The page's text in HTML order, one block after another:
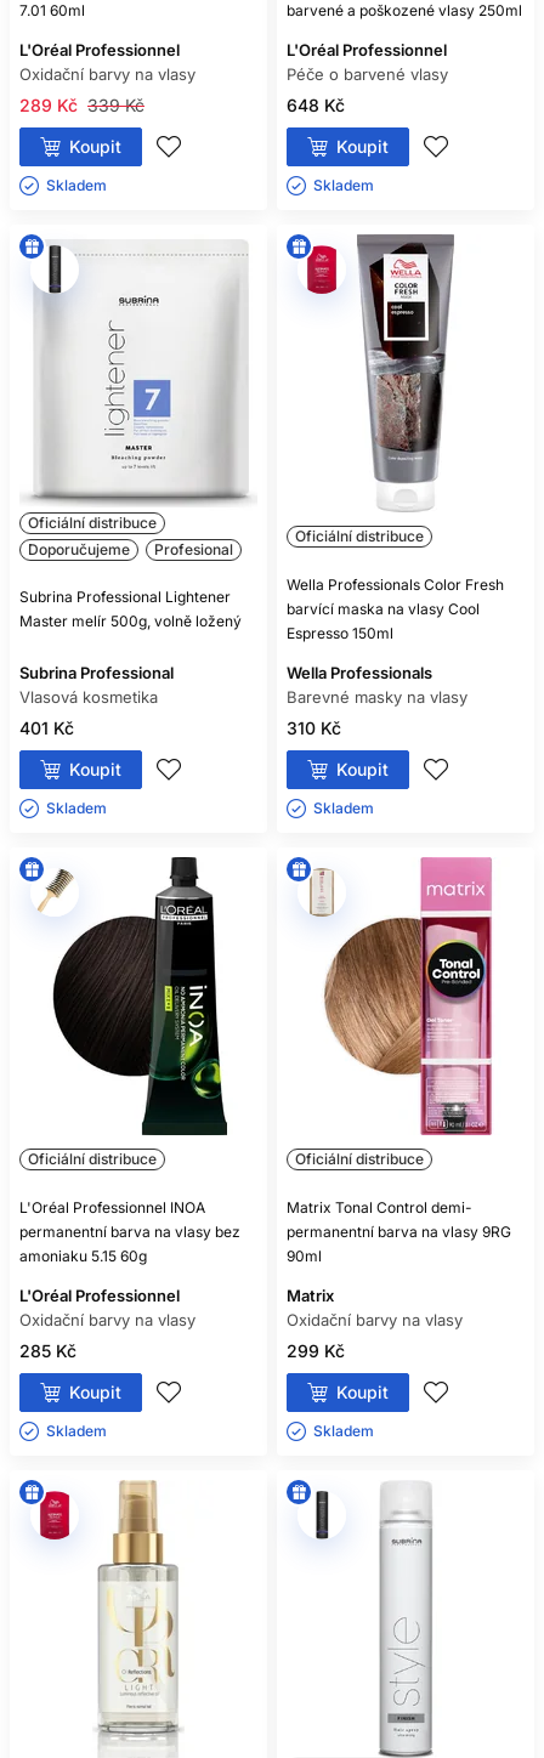
7.01 60ml
L'Oréal Professionnel
Oxidační barvy na vlasy
339 Kč
289 Kč
Koupit
Skladem ㅤ
barvené a poškozené vlasy 250ml
L'Oréal Professionnel
Péče o barvené vlasy
648 Kč
Koupit
Skladem ㅤ
Oficiální distribuce
Doporučujeme
Profesional
Subrina Professional Lightener
Master melír 500g, volně ložený
Subrina Professional
Vlasová kosmetika
401 Kč
Koupit
Skladem ㅤ
Oficiální distribuce
Wella Professionals Color Fresh
barvící maska ​​na vlasy Cool
Espresso 150ml
Wella Professionals
Barevné masky na vlasy
310 Kč
Koupit
Skladem ㅤ
Oficiální distribuce
L'Oréal Professionnel INOA
permanentní barva na vlasy bez
amoniaku 5.15 60g
L'Oréal Professionnel
Oxidační barvy na vlasy
285 Kč
Koupit
Skladem ㅤ
Oficiální distribuce
Matrix Tonal Control demi-
permanentní barva na vlasy 9RG
90ml
Matrix
Oxidační barvy na vlasy
299 Kč
Koupit
Skladem ㅤ